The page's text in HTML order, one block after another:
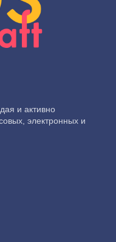
и активно
электронных и